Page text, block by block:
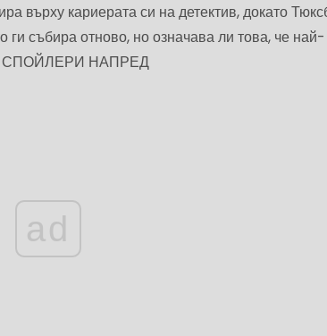
върху кариерата си на детектив, докато
събира отново, но означава ли това, че най-
СПОЙЛЕРИ НАПРЕД
ad